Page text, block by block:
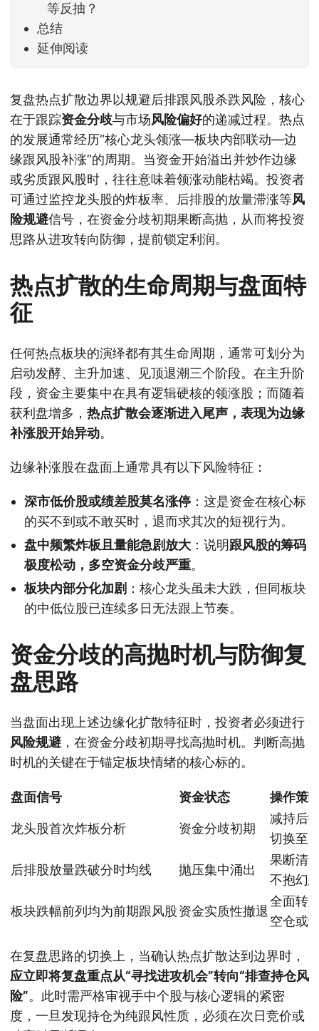
等反抽？
总结
延伸阅读
复盘热点扩散边界以规避后排跟风股杀跌风险，核心
在于跟踪资金分歧与市场风险偏好的递减过程。热点
的发展通常经历“核心龙头领涨—板块内部联动—边
缘跟风股补涨”的周期。当资金开始溢出并炒作边缘
或劣质跟风股时，往往意味着领涨动能枯竭。投资者
可通过监控龙头股的炸板率、后排股的放量滞涨等风
险规避信号，在资金分歧初期果断高抛，从而将投资
思路从进攻转向防御，提前锁定利润。
热点扩散的生命周期与盘面特
征
任何热点板块的演绎都有其生命周期，通常可划分为
启动发酵、主升加速、见顶退潮三个阶段。在主升阶
段，资金主要集中在具有逻辑硬核的领涨股；而随着
获利盘增多， 热点扩散会逐渐进入尾声，表现为边缘
补涨股开始异动。
边缘补涨股在盘面上通常具有以下风险特征：
深市低价股或绩差股莫名涨停 ：这是资金在核心标
的买不到或不敢买时，退而求其次的短视行为。
盘中频繁炸板且量能急剧放大 ：说明跟风股的筹码
极度松动，多空资金分歧严重。
板块内部分化加剧 ：核心龙头虽未大跌，但同板块
的中低位股已连续多日无法跟上节奏。
资金分歧的高抛时机与防御复
盘思路
当盘面出现上述边缘化扩散特征时，投资者必须进行
风险规避 ，在资金分歧初期寻找高抛时机。判断高抛
时机的关键在于锚定板块情绪的核心标的。
盘面信号 资金状态 操作策
龙头股首次炸板分析 资金分歧初期
减持后
切换至
后排股放量跌破分时均线 抛压集中涌出
果断清
不抱幻
板块跌幅前列均为前期跟风股资金实质性撤退
全面转
空仓或
在复盘思路的切换上，当确认热点扩散达到边界时，
应立即将复盘重点从“寻找进攻机会”转向“排查持仓风
险”。此时需严格审视手中个股与核心逻辑的紧密
度，一旦发现持仓为纯跟风性质，必须在次日竞价或